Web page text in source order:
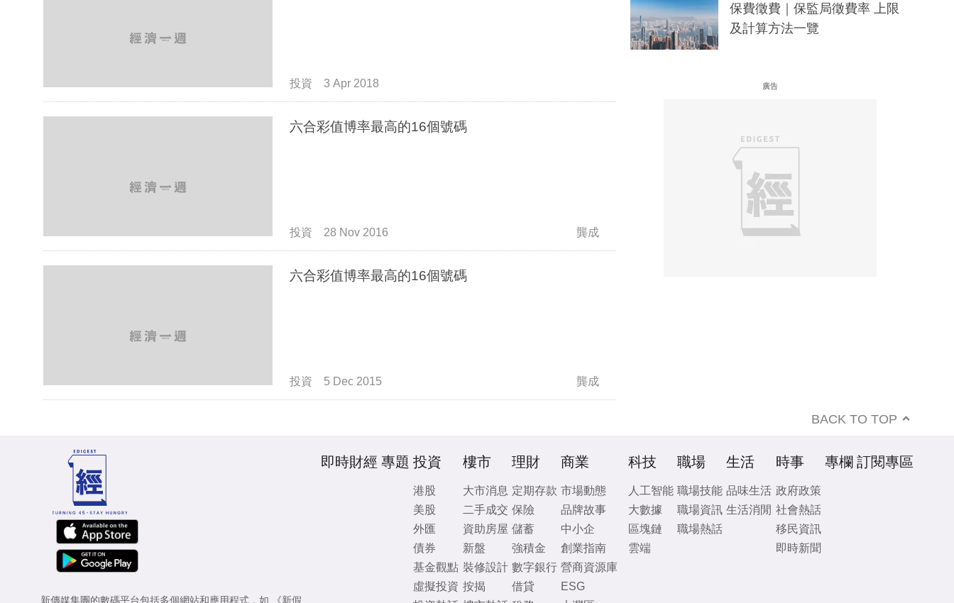
投資 3 Apr 2018
六合彩值博率最高的16個號碼
投資 28 Nov 2016 龔成
六合彩值博率最高的16個號碼
投資 5 Dec 2015 龔成
保費徵費｜保監局徵費率 上限
及計算方法一覽
廣告
BACK TO TOP
新傳媒集團的數碼平台包括多個網站和應用程式，如 《新假
即時財經 專題 投資
港股
美股
外匯
債券
基金觀點
虛擬投資
樓市
大市消息
二手成交
資助房屋
新盤
裝修設計
按揭
理財
定期存款
保險
儲蓄
強積金
數字銀行
借貸
商業
市場動態
品牌故事
中小企
創業指南
營商資源庫
ESG
科技
人工智能
大數據
區塊鏈
雲端
職場
職場技能
職場資訊
職場熱話
生活
品味生活
生活消閒
時事
政府政策
社會熱話
移民資訊
即時新聞
專欄 訂閱專區